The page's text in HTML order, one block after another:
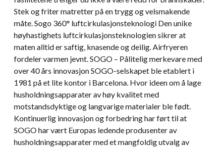
Stek og friter matretter på en trygg og velsmakende
måte. Sogo 360° luftcirkulasjonsteknologi Den unike
høyhastighets luftcirkulasjonsteknologien sikrer at
maten alltid er saftig, knasende og deilig. Airfryeren
fordeler varmen jevnt. SOGO – Pålitelig merkevare med
over 40 års innovasjon SOGO-selskapet ble etablert i
1981 på et lite kontor i Barcelona. Hvor ideen om å lage
husholdningsapparater av høy kvalitet med
motstandsdyktige og langvarige materialer ble født.
Kontinuerlig innovasjon og forbedring har ført til at
SOGO har vært Europas ledende produsenter av
husholdningsapparater med et mangfoldig utvalg av